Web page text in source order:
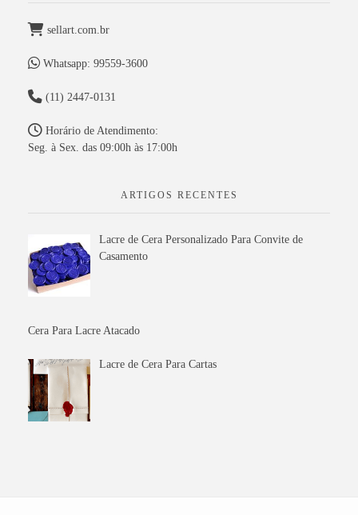
sellart.com.br
Whatsapp: 99559-3600
(11) 2447-0131
Horário de Atendimento:
Seg. à Sex. das 09:00h às 17:00h
ARTIGOS RECENTES
Lacre de Cera Personalizado Para Convite de
Casamento
Cera Para Lacre Atacado
Lacre de Cera Para Cartas